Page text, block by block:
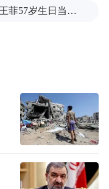
王菲57岁生日当天，谢霆锋隔空说3次生日快乐